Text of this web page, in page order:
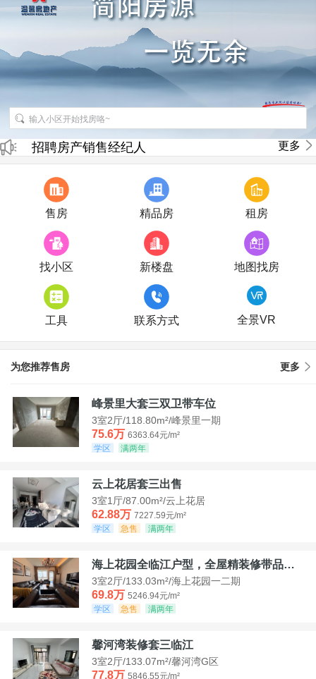
招聘房产销售经纪人
房产直播
更多
售房 精品房 租房
找小区 新楼盘 地图找房
工具 联系方式 全景VR
为您推荐售房 更多
峰景里大套三双卫带车位
3室2厅/118.80m²/峰景里一期
75.6万 6363.64元/m²
学区
满两年
云上花居套三出售
3室1厅/87.00m²/云上花居
62.88万 7227.59元/m²
学区
急售 满两年
海上花园全临江户型，全屋精装修带品牌家具家电，诚意出售！
3室2厅/133.03m²/海上花园一二期
69.8万 5246.94元/m²
学区
急售 满两年
馨河湾装修套三临江
3室2厅/133.07m²/馨河湾G区
77.8万 5846.55元/m²